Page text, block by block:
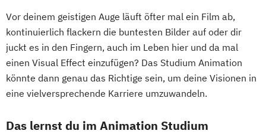
Vor deinem geistigen Auge läuft öfter mal ein Film ab,
kontinuierlich flackern die buntesten Bilder auf oder dir
juckt es in den Fingern, auch im Leben hier und da mal
einen Visual Effect einzufügen? Das Studium Animation
könnte dann genau das Richtige sein, um deine Visionen in
eine vielversprechende Karriere umzuwandeln.
Das lernst du im Animation Studium